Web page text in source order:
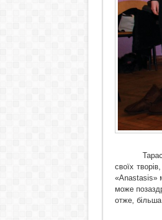
своїх
«Anastasis»
може
отже,